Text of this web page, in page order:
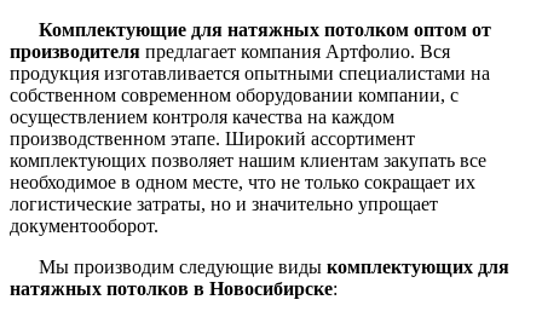
Комплектующие для натяжных потолком оптом от
производителя предлагает компания Артфолио. Вся
продукция изготавливается опытными специалистами на
собственном современном оборудовании компании, с
осуществлением контроля качества на каждом
производственном этапе. Широкий ассортимент
комплектующих позволяет нашим клиентам закупать все
необходимое в одном месте, что не только сокращает их
логистические затраты, но и значительно упрощает
документооборот.
Мы производим следующие виды комплектующих для
натяжных потолков в Новосибирске: